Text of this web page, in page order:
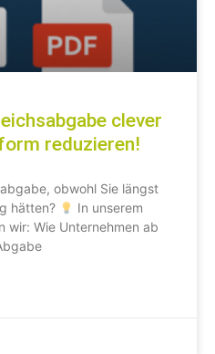
clever
reduzieren!
obwohl Sie längst
hätten?
In unserem
wir: Wie Unternehmen ab